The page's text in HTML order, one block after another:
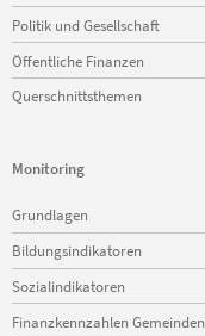
Politik und Gesellschaft
Öffentliche Finanzen
Querschnittsthemen
Monitoring
Navigation
überspringen
Grundlagen
Bildungsindikatoren
Sozialindikatoren
Finanzkennzahlen Gemeinden